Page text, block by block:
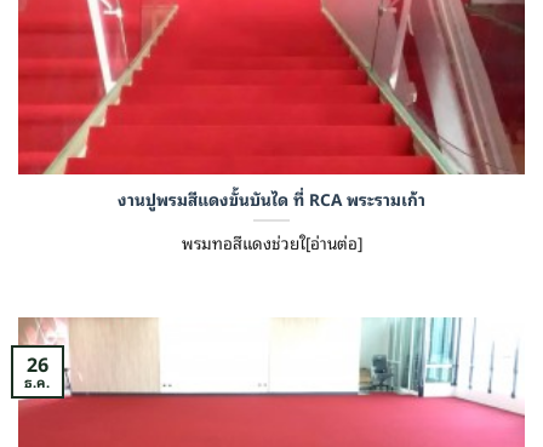
งานปูพรมสีแดงขั้นบันได ที่ RCA พระรามเก้า
พรมทอสีแดงช่วยใ[อ่านต่อ]
26
ธ.ค.